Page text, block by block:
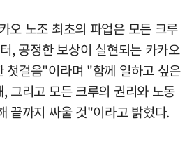
오 노조 최초의 파업은 모든 크루
, 공정한 보상이 실현되는 카카오
첫걸음"이라며 "함께 일하고 싶은
그리고 모든 크루의 권리와 노동
끝까지 싸울 것"이라고 밝혔다.